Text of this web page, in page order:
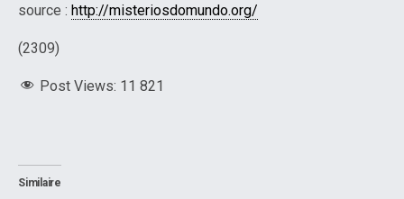
source : http://misteriosdomundo.org/
(2309)
Post Views: 11 821
Similaire